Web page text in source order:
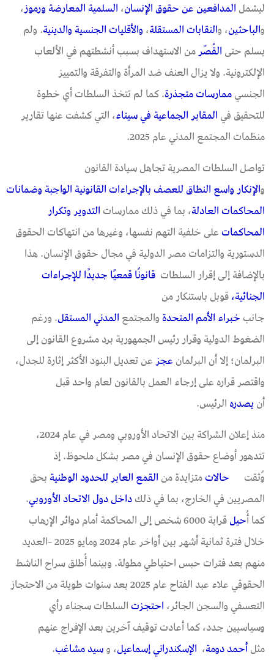
ليشملالمدافعينعنحقوقالإنسان، ورموزالمعارضةالسلمية
،
والباحثين، والنقاباتالمستقلة،والأقلياتالجنسيةوالدينية. ولم
يسلم حتىالقصمن الاستهداف بسبب أنشطتهم في الألعاب
الإلكترونية. ولا يزال العنف ضد المرأة والتفرقة والتمييز
الجنسيممارساتمتجذرة.كما لم تتخذ السلطات أي خطوة
للتحقيق فيالمقابرالجماعيةفيسيناء، التي كشفت عنها تقارير
منظمات المجتمع المدني عام 2025.
تواصل السلطات المصرية تجاهل سيادة القانون
والإنكارواسعالنطاقللعصفبالإجراءاتالقانونيةالواجبةوضمانات
المحاكماتالعادلة، بما في ذلك ممارساتالتدويروتكرار
المحاكماتعلى خلفية التهم نفسها، وغيرها من انتهاكات الحقوق
الدستورية والتزامات مصر الدولية في مجال حقوق الإنسان. هذا
بالإضافة إلى إقرار السلطات قانونًا قمعيًا جديدًا للإجراءات
الجنائية،قوبل باستنكار من
جانبخبراء الأمم المتحدةوالمجتمعالمدني المستقل. ورغم
الضغوط الدولية وقرار رئيس الجمهورية برد مشروع القانون إلى
البرلمان؛ إلا أن البرلمانعجزعن تعديل البنود الأكثر إثارة للجدل،
واقتصر قراره على إرجاء العمل بالقانون لعام واحد قبل
أنيصدرهالرئيس.
منذ إعلان الشراكة بين الاتحاد الأوروبي ومصر في عام 2024،
تتدهور أوضاع حقوق الإنسان في مصر بشكل ملحوظ. إذ
وُثقت حالاتمتزايدة منالقمعالعابرللحدودالوطنيةبحق
المصريين في الخارج، بما في ذلكداخلدولالاتحادالأوروبي.
كماأحيل
قرابة 6000 شخص إلى المحاكمة أمام دوائر الإرهاب
خلال فترة ثمانية أشهر بين أواخر عام 2024 ومايو 2025 –العديد
منهم بعد فترات حبس احتياطي مطولة. وبينما أُطلق سراح الناشط
الحقوقي علاء عبد الفتاح عام 2025 بعد سنوات طويلة من الاحتجاز
التعسفي والسجن الجائر،احتجزتالسلطات سجناء رأي
وسياسيين جدد، كما أعادت توقيف آخرين بعد الإفراج عنهم
مثلأحمد دومة، إسماعيلالإسكندراني ، وسيدمشاغب.